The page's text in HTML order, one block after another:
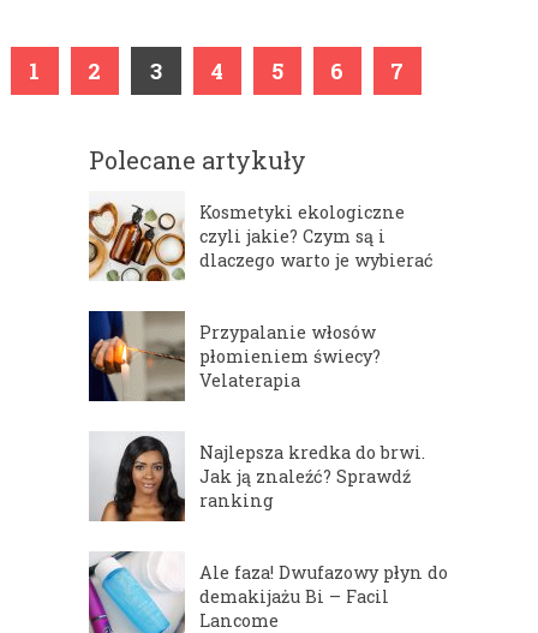
1 2 3 4 5 6 7
Polecane artykuły
Kosmetyki ekologiczne
czyli jakie? Czym są i
dlaczego warto je wybierać
Przypalanie włosów
płomieniem świecy?
Velaterapia
Najlepsza kredka do brwi.
Jak ją znaleźć? Sprawdź
ranking
Ale faza! Dwufazowy płyn do
demakijażu Bi – Facil
Lancome